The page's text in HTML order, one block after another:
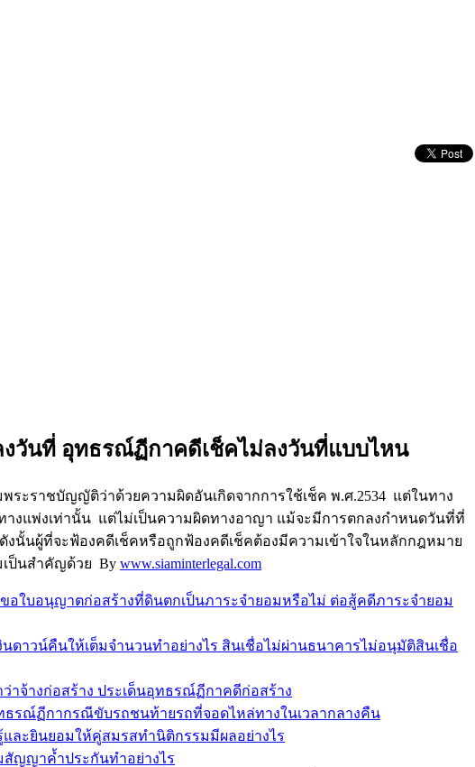
งวันที่ อุทธรณ์ฏีกาคดีเช็คไม่ลงวันที่แบบไหน
ราชบัญญัติว่าด้วยความผิดอันเกิดจากการใช้เช็ค พ.ศ.2534 แต่ในทาง
งแพ่งเท่านั้น แต่ไม่เป็นความผิดทางอาญา แม้จะมีการตกลงกำหนดวันที่ที่
นั้นผู้ที่จะฟ้องคดีเช็คหรือถูกฟ้องคดีเช็คต้องมีความเข้าใจในหลักกฎหมาย
เป็นสำคัญด้วย By www.siaminterlegal.com
อใบอนุญาตก่อสร้างที่ดินตกเป็นภาระจำยอมหรือไม่ ต่อสู้คดีภาระจำยอม
ดาวน์คืนให้เต็มจำนวนทำอย่างไร สินเชื่อไม่ผ่านธนาคารไม่อนุมัติสินเชื่อ
าจ้างก่อสร้าง ประเด็นอุทธรณ์ฏีกาคดีก่อสร้าง
ธรณ์ฏีกากรณีขับรถชนท้ายรถที่จอดไหล่ทางในเวลากลางคืน
ละยินยอมให้คู่สมรสทำนิติกรรมมีผลอย่างไร
ญญาค้ำประกันทำอย่างไร